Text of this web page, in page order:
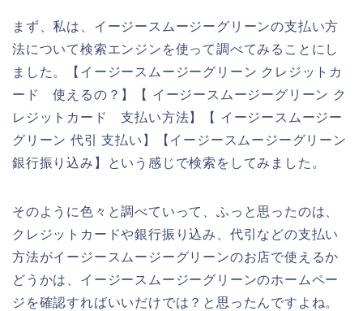
まず、私は、イージースムージーグリーンの支払い方
法について検索エンジンを使って調べてみることにし
ました。【イージースムージーグリーン クレジットカ
ード 使えるの？】【 イージースムージーグリーン ク
レジットカード 支払い方法】【 イージースムージー
グリーン 代引 支払い】【イージースムージーグリーン
銀行振り込み】という感じで検索をしてみました。
そのように色々と調べていって、ふっと思ったのは、
クレジットカードや銀行振り込み、代引などの支払い
方法がイージースムージーグリーンのお店で使えるか
どうかは、イージースムージーグリーンのホームペー
ジを確認すればいいだけでは？と思ったんですよね。